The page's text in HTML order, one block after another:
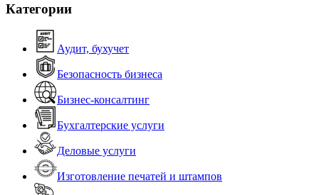
Категории
Аудит, бухучет
Безопасность бизнеса
Бизнес-консалтинг
Бухгалтерские услуги
Деловые услуги
Изготовление печатей и штампов